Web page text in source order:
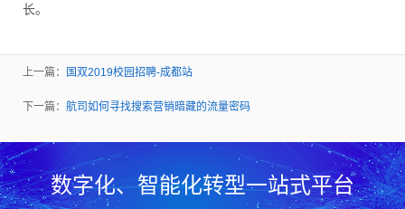
长。
上一篇： 国双2019校园招聘-成都站
下一篇： 航司如何寻找搜索营销暗藏的流量密码
数字化、智能化转型一站式平台